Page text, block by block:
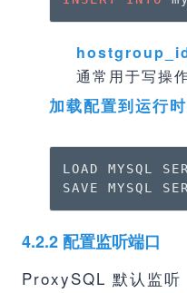
通常用于写操
加载配置到运行
LOAD MYSQL
SAVE MYSQL
4.2.2 配置监听端口
ProxySQL 默认监听